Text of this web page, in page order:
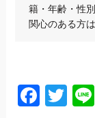
籍・年齢・性
関心のある方